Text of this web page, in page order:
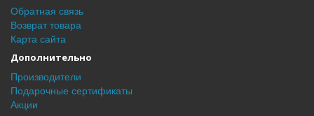
Обратная связь
Возврат товара
Карта сайта
Дополнительно
Производители
Подарочные сертификаты
Акции